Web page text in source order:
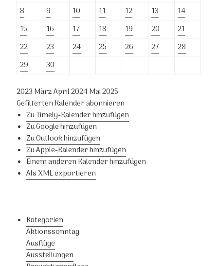
8
9 10 11 12 13
14
15
16 17 18 19 20
21
22
23 24 25 26 27
28
29
30
2023 MärzApril 2024Mai2025
Gefilterten Kalender abonnieren
Zu Timely-Kalender hinzufügen
Zu Google hinzufügen
Zu Outlook hinzufügen
Zu Apple-Kalender hinzufügen
Einem anderen Kalender hinzufügen
Als XML exportieren
Kategorien
Aktionssonntag
Ausflüge
Ausstellungen